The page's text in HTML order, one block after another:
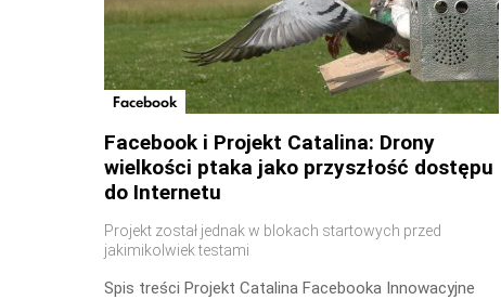
Facebook
Facebook i Projekt Catalina: Drony
wielkości ptaka jako przyszłość dostępu
do Internetu
Projekt został jednak w blokach startowych przed
jakimikolwiek testami
Spis treści Projekt Catalina Facebooka Innowacyjne